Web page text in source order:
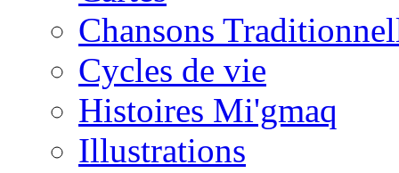
Chansons
Cycles de vie
Histoires Mi'gmaq
Illustrations